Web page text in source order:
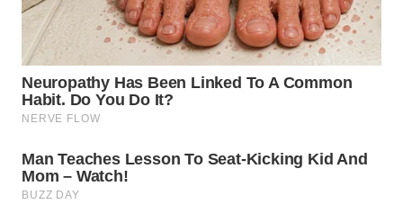
WN
DEPOK
WN
TAPANULI
UTARA
WN
SAMOSIR